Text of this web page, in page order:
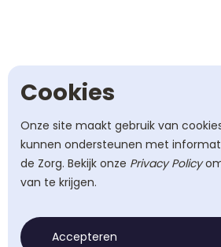
Cookies
Onze site maakt gebruik van
kunnen ondersteunen met
de Zorg. Bekijk onze Privacy Policy
van te krijgen.
Accepteren